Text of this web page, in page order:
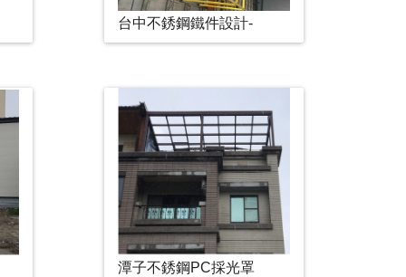
台中不銹鋼鐵件設計-
潭子不銹鋼PC採光罩